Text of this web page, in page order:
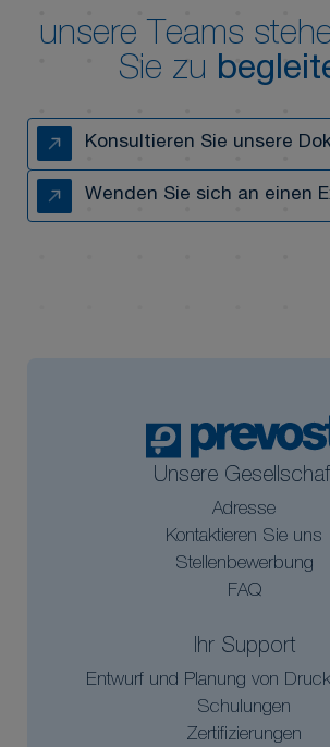
unsere Teams
Sie zu
Konsultieren Sie unsere
Wenden Sie sich an einen
Unsere
Adresse
Kontaktieren Sie uns
Stellenbewerbung
FAQ
Ihr Support
Entwurf und Planung von
Schulungen
Zertifizierungen